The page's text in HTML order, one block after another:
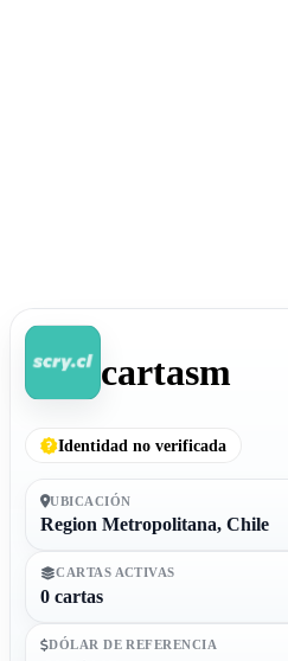
cartasm
Identidad no verificada
UBICACIÓN
Region Metropolitana, Chile
CARTAS ACTIVAS
0 cartas
DÓLAR DE REFERENCIA